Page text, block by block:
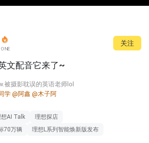
ONE
关注
文配音它来了~
被摄影耽误的英语老师lol
学@阿鑫 @木子阿
想AI Talk
理想探店
70万辆
理想L系列智能焕新版发布